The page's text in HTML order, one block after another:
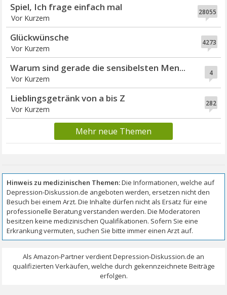
28055
Spiel, Ich frage einfach mal
Vor Kurzem
4273
Glückwünsche
Vor Kurzem
4
Warum sind gerade die sensibelsten Men...
Vor Kurzem
282
Lieblingsgetränk von a bis Z
Vor Kurzem
Mehr neue Themen